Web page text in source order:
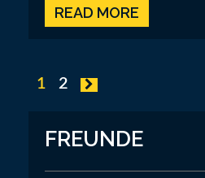
READ MORE
P
1 2
FREUNDE